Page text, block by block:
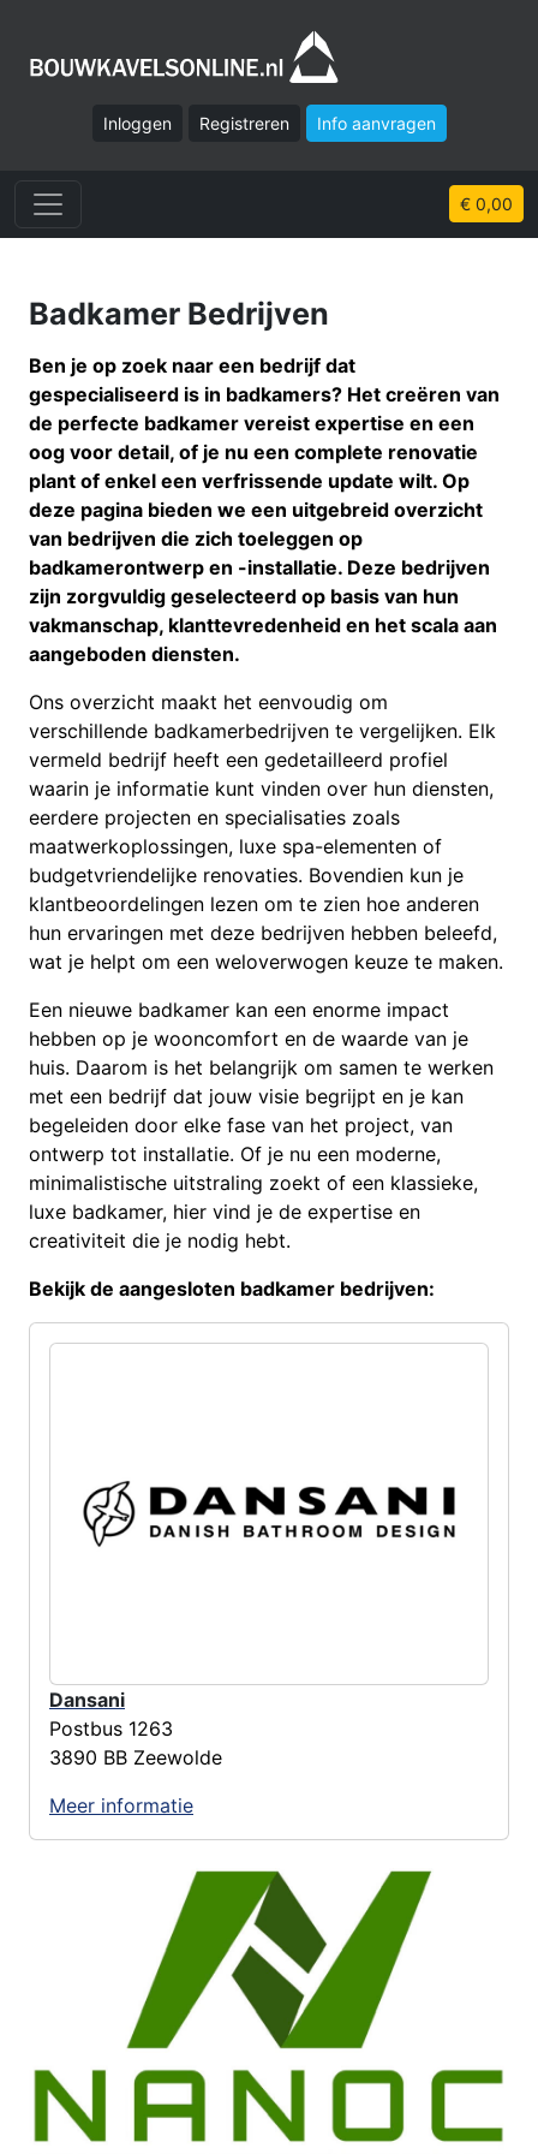
Inloggen Registreren Info aanvragen
€ 0,00
Badkamer Bedrijven
Ben je op zoek naar een bedrijf dat
gespecialiseerd is in badkamers? Het creëren van
de perfecte badkamer vereist expertise en een
oog voor detail, of je nu een complete renovatie
plant of enkel een verfrissende update wilt. Op
deze pagina bieden we een uitgebreid overzicht
van bedrijven die zich toeleggen op
badkamerontwerp en -installatie. Deze bedrijven
zijn zorgvuldig geselecteerd op basis van hun
vakmanschap, klanttevredenheid en het scala aan
aangeboden diensten.
Ons overzicht maakt het eenvoudig om
verschillende badkamerbedrijven te vergelijken. Elk
vermeld bedrijf heeft een gedetailleerd profiel
waarin je informatie kunt vinden over hun diensten,
eerdere projecten en specialisaties zoals
maatwerkoplossingen, luxe spa-elementen of
budgetvriendelijke renovaties. Bovendien kun je
klantbeoordelingen lezen om te zien hoe anderen
hun ervaringen met deze bedrijven hebben beleefd,
wat je helpt om een weloverwogen keuze te maken.
Een nieuwe badkamer kan een enorme impact
hebben op je wooncomfort en de waarde van je
huis. Daarom is het belangrijk om samen te werken
met een bedrijf dat jouw visie begrijpt en je kan
begeleiden door elke fase van het project, van
ontwerp tot installatie. Of je nu een moderne,
minimalistische uitstraling zoekt of een klassieke,
luxe badkamer, hier vind je de expertise en
creativiteit die je nodig hebt.
Bekijk de aangesloten badkamer bedrijven:
Dansani
Postbus 1263
3890 BB Zeewolde
Meer informatie